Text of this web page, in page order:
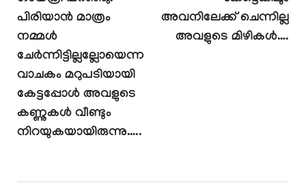
പിരിയാൻ മാത്രം
നമ്മൾ
ചേർന്നിട്ടില്ലല്ലോയെന്ന
വാചകം മറുപടിയായി
കേട്ടപ്പോൾ അവളുടെ
കണ്ണുകൾ വീണ്ടും
നിറയുകയായിരുന്നു…..
അവനിലേക്ക് ചെന്നില്ല
അവളുടെ മിഴികൾ….